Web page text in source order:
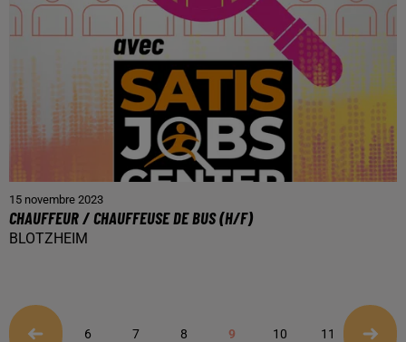
15 novembre 2023
CHAUFFEUR / CHAUFFEUSE DE BUS (H/F)
BLOTZHEIM
6 7 8 9 10 11 12